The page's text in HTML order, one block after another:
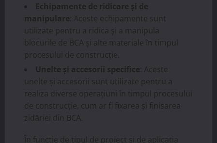
Echipamente de ridicare și de
manipulare : Aceste echipamente sunt
utilizate pentru a ridica și a manipula
blocurile de BCA și alte materiale în timpul
procesului de construcție.
Unelte și accesorii specifice : Aceste
unelte și accesorii sunt utilizate pentru a
realiza diverse operațiuni în timpul procesului
de construcție, cum ar fi fixarea și finisarea
zidăriei din BCA.
În funcție de tipul de proiect și de aplicația